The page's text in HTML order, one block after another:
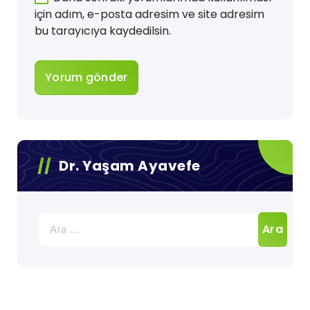
için adım, e-posta adresim ve site adresim
bu tarayıcıya kaydedilsin.
Dr. Yaşam Ayavefe